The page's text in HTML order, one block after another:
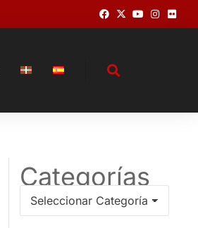
Categorías